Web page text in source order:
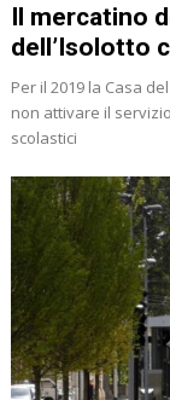
Il mercatino
dell’Isolotto
Per il 2019 la Casa
non attivare il
scolastici